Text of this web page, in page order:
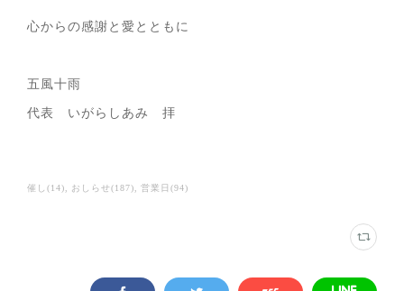
心からの感謝と愛とともに
五風十雨
代表 いがらしあみ 拝
催し (14) おしらせ(187) 営業日 (94)